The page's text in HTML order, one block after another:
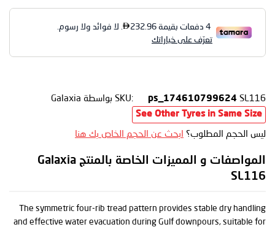
SKU: ps_174610799624 SL116 بواسطة Galaxia
See Other Tyres in Same Size
ليس الحجم المطلوب؟ ابحث عن الحجم الخاص بك هنا
المواصفات و المميزات الخاصة بالمنتج Galaxia
SL116
The symmetric four-rib tread pattern provides stable dry handling
and effective water evacuation during Gulf downpours, suitable for